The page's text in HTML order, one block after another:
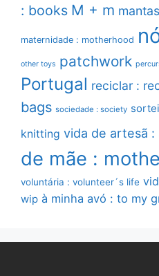
: books M + m
maternidade : motherhood
other toys patchwork
Portugal reciclar :
bags sociedade : society
knitting vida de artesã :
de mãe :
voluntária : volunteer´s life
wip à minha avó : to my